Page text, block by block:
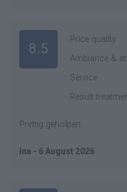
8.5
Price quality
Ambiance &
Service
Result
Prettig geholpen.
Ina - 6 August 2026